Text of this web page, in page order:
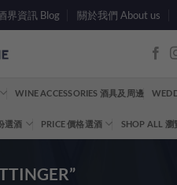
界資訊 Blog 關於我們 About us
WINE ACCESSORIES 酒具及周邊
選酒 PRICE 價格選酒 SHOP ALL 瀏